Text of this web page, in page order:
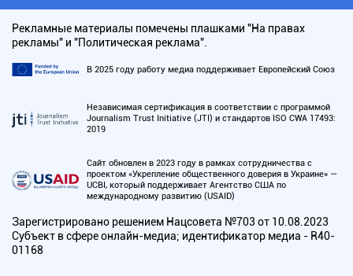
Рекламные материалы помечены плашками "На правах
рекламы" и "Политическая реклама".
В 2025 году работу медиа поддерживает Европейский Союз
Независимая сертификация в соответствии с программой
Journalism Trust Initiative (JTI) и стандартов ISO CWA 17493:
2019
Сайт обновлен в 2023 году в рамках сотрудничества с
проектом «Укрепление общественного доверия в Украине» —
UCBI, который поддерживает Агентство США по
международному развитию (USAID)
Зарегистрировано решением Нацсовета №703 от 10.08.2023
Субъект в сфере онлайн-медиа; идентификатор медиа - R40-
01168